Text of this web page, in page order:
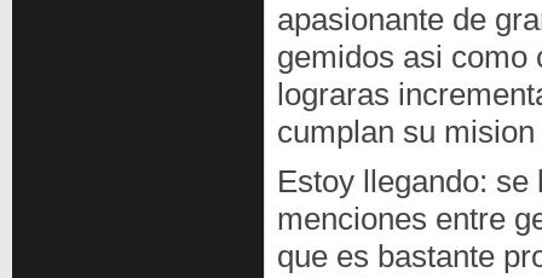
apasionante de
gemidos asi­ como
lograras
cumplan su
Estoy llegando: se
menciones entre
que es bastante